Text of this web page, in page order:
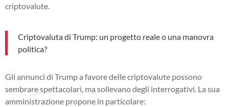
criptovalute.
Criptovaluta di Trump: un progetto reale o una manovra
politica?
Gli annunci di Trump a favore delle criptovalute possono
sembrare spettacolari, ma sollevano degli interrogativi. La sua
amministrazione propone in particolare: